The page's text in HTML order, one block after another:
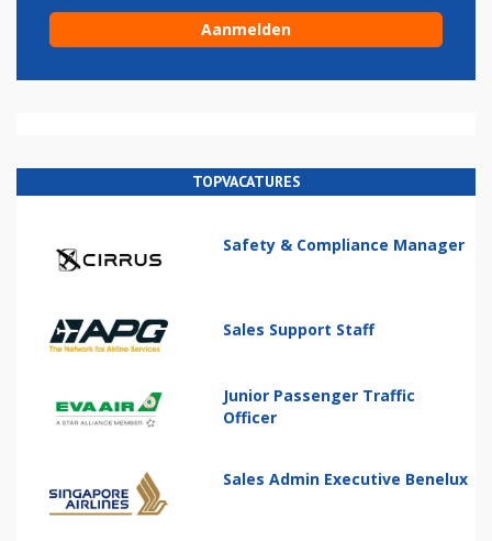
TOPVACATURES
Safety & Compliance Manager
Sales Support Staff
Junior Passenger Traffic
Officer
Sales Admin Executive Benelux